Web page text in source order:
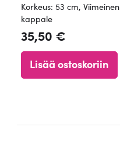
Korkeus: 53 cm, Viimeinen
kappale
35,50 €
Lisää ostoskoriin